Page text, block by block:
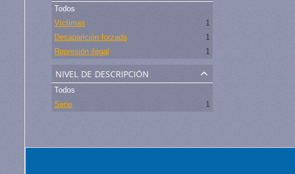
Todos
Víctimas
1
Desaparición forzada
1
Represión ilegal
1
nivel de descripción
Todos
Serie
1